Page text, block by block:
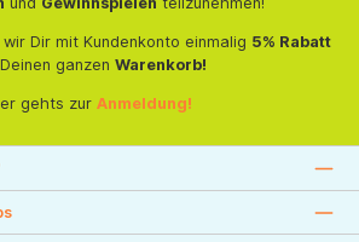
Dir mit Kundenkonto einmalig 5% Rabatt
ganzen Warenkorb!
gehts zur Anmeldung!